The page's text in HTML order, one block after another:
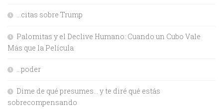
…citas sobre Trump
Palomitas y el Declive Humano: Cuando un Cubo Vale
Más que la Película
…poder
Dime de qué presumes… y te diré qué estás
sobrecompensando